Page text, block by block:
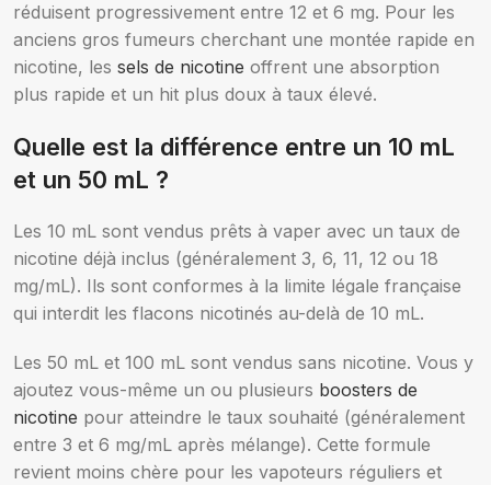
réduisent progressivement entre 12 et 6 mg. Pour les
anciens gros fumeurs cherchant une montée rapide en
nicotine, les sels de nicotine offrent une absorption
plus rapide et un hit plus doux à taux élevé.
Quelle est la différence entre un 10 mL
et un 50 mL ?
Les 10 mL sont vendus prêts à vaper avec un taux de
nicotine déjà inclus (généralement 3, 6, 11, 12 ou 18
mg/mL). Ils sont conformes à la limite légale française
qui interdit les flacons nicotinés au-delà de 10 mL.
Les 50 mL et 100 mL sont vendus sans nicotine. Vous y
ajoutez vous-même un ou plusieurs boosters de
nicotine pour atteindre le taux souhaité (généralement
entre 3 et 6 mg/mL après mélange). Cette formule
revient moins chère pour les vapoteurs réguliers et